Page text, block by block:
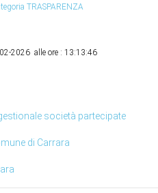
TRASPARENZA
2026 alle ore :13:13:46
società partecipate
di Carrara